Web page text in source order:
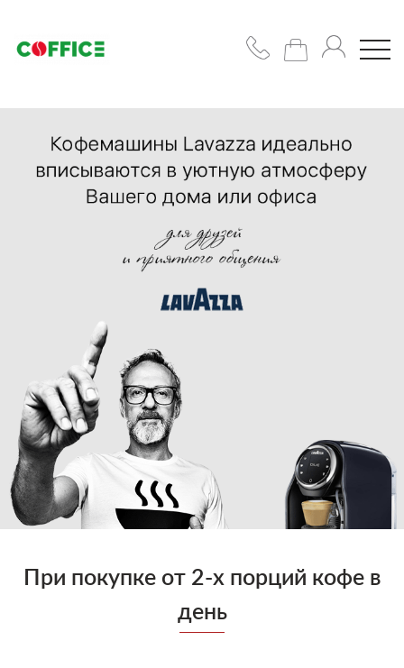
При покупке от 2-х порций кофе в
день
Кавомашини
Кава
Горнятка/
цукор/
Підібрати
рішення
Блог
Умови